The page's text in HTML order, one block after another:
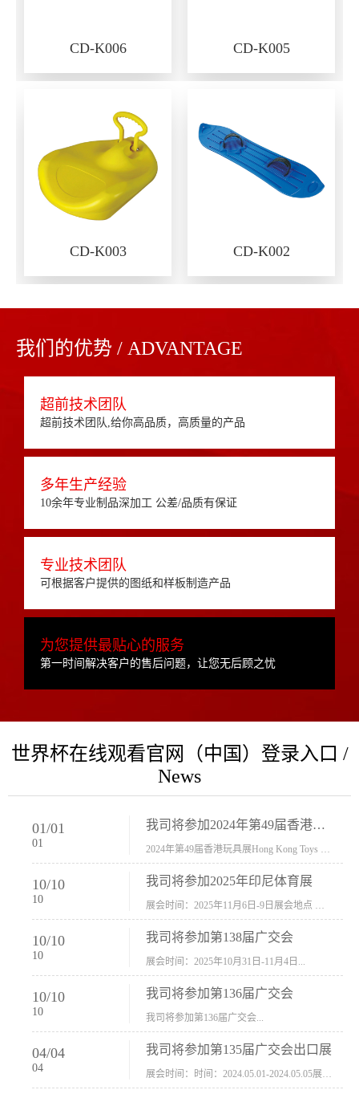
CD-K006 CD-K005
CD-K003 CD-K002
我们的优势 / ADVANTAGE
超前技术团队
超前技术团队,给你高品质，高质量的产品
多年生产经验
10余年专业制品深加工 公差/品质有保证
专业技术团队
可根据客户提供的图纸和样板制造产品
为您提供最贴心的服务
第一时间解决客户的售后问题，让您无后顾之忧
世界杯在线观看官网（中国）登录入口 /
News
01/01
01
我司将参加2024年第49届香港玩具展Hong Kong Toys & Games Fair 欢迎新···
10/10
10
我司将参加2025年印尼体育展
10/10
10
我司将参加第138届广交会
展会时间：2025年10月31日-11月4日...
10/10
10
我司将参加第136届广交会
我司将参加第136届广交会...
04/04
04
我司将参加第135届广交会出口展
展会时间：时间：2024.05.01-2024.05.05展会地址：中国进出口商品交易会展馆福建康莱宝公司展位号12.1G37-38、H11-12，浙江康莱宝展位号17.1B23-24、C19-20...